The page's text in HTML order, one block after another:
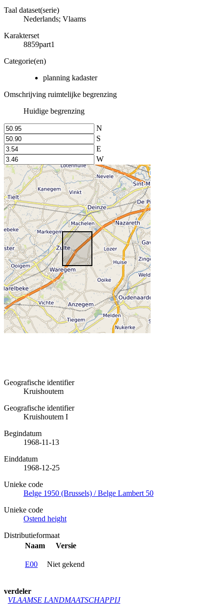
Taal dataset(serie)
Nederlands; Vlaams
Karakterset
8859part1
Categorie(en)
planning kadaster
Omschrijving ruimtelijke begrenzing
Huidige begrenzing
N
S
E
W
Geografische identifier
Kruishoutem
Geografische identifier
Kruishoutem I
Begindatum
1968-11-13
Einddatum
1968-12-25
Unieke code
Belge 1950 (Brussels) / Belge Lambert 50
Unieke code
Ostend height
Distributieformaat
Naam
Versie
E00 Niet gekend
verdeler
VLAAMSE LANDMAATSCHAPPIJ